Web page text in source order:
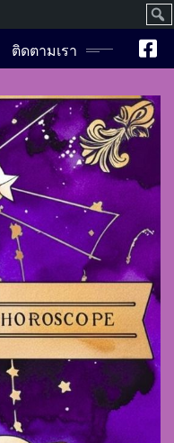
ค้นห
ติดตามเรา